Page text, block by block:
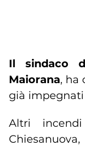
Il sindaco
Maiorana, ha
già
Altri